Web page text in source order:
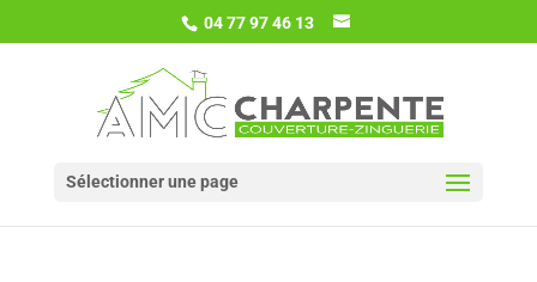
04 77 97 46 13
Sélectionner une page